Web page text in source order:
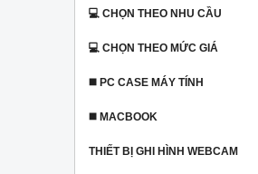
💻 CHỌN THEO NHU CẦU
💻 CHỌN THEO MỨC GIÁ
◼️ PC CASE MÁY TÍNH
◼️ MACBOOK
THIẾT BỊ GHI HÌNH WEBCAM